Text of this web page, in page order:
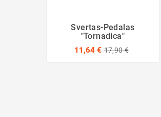
Svertas-Pedalas
"Tornadica"
11,64 € 17,90 €